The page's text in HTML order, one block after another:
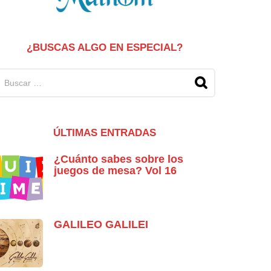
¿BUSCAS ALGO EN ESPECIAL?
ÚLTIMAS ENTRADAS
¿Cuánto sabes sobre los
juegos de mesa? Vol 16
GALILEO GALILEI